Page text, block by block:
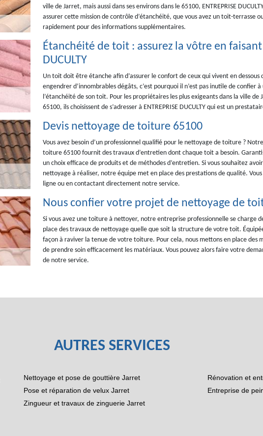
ville de Jarret, mais aussi dans ses environs dans le 65100, ENTREPRISE
assurer cette mission de contrôle d’étanchéité, que vous avez un toit-terrasse
rapidement pour des informations supplémentaires.
Étanchéité de toit : assurez la vôtre en faisant
DUCULTY
Un toit doit être étanche afin d’assurer le confort de ceux qui vivent en
engendrer d’innombrables dégâts, c’est pourquoi il n’est pas inutile de confier
l’étanchéité de son toit. Pour les propriétaires les plus exigeants dans la ville de
65100, ils choisissent de s’adresser à ENTREPRISE DUCULTY qui est un
Devis nettoyage de toiture 65100
Vous avez besoin d’un professionnel qualifié pour le nettoyage de toiture ?
toiture 65100 fournit des travaux d’entretien dont chaque toit a besoin.
un choix efficace de produits et de méthodes d’entretien. Si vous souhaitez
nettoyage à réaliser, notre équipe met en place des prestations de qualité.
ligne ou en contactant directement notre service.
Nous confier votre projet de nettoyage de
Si vous avez une toiture à nettoyer, notre entreprise professionnelle se charge
place des travaux de nettoyage quelle que soit la structure de votre toit.
façon à raviver la tenue de votre toiture. Pour cela, nous mettons en place des
de prendre soin efficacement les matériaux. Vous pouvez alors faire votre
de notre service.
AUTRES SERVICES
Nettoyage et pose de gouttière Jarret
Pose et réparation de velux Jarret
Zingueur et travaux de zinguerie Jarret
Rénovation et
Entreprise de